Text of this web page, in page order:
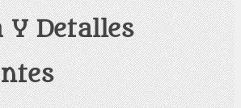
Detalles